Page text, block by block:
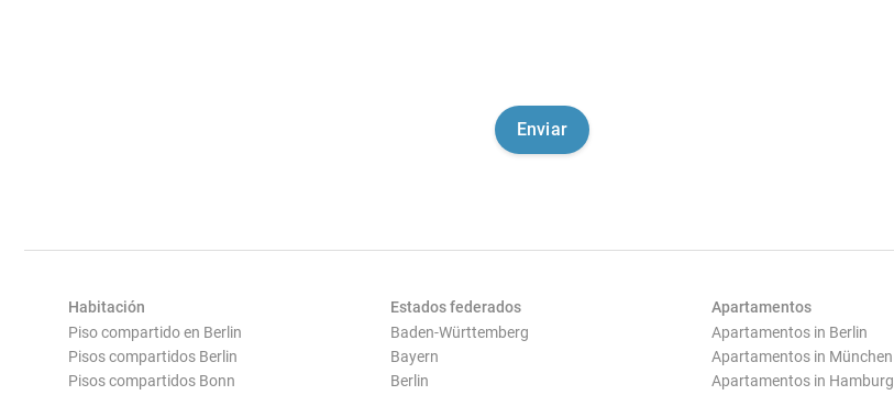
Habitación
Piso compartido en Berlin
Pisos compartidos Berlin
Pisos compartidos Bonn
Estados federados
Baden-Württemberg
Bayern
Berlin
Apartamentos
Apartamentos in Berlin
Apartamentos in München
Apartamentos in Hamburg